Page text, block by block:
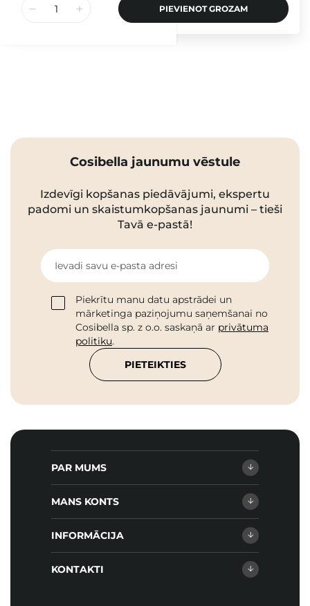
PIEVIENOT GROZAM
Cosibella jaunumu vēstule
Izdevīgi kopšanas piedāvājumi, ekspertu
padomi un skaistumkopšanas jaunumi – tieši
Tavā e-pastā!
Ievadi savu e-pasta adresi
Piekrītu manu datu apstrādei un
mārketinga paziņojumu saņemšanai no
Cosibella sp. z o.o. saskaņā ar privātuma
politiku.
PIETEIKTIES
PAR MUMS
MANS KONTS
INFORMĀCIJA
KONTAKTI